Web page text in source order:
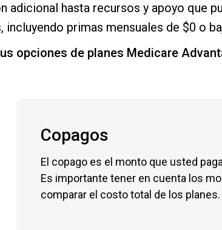
adicional hasta recursos y apoyo que
primas mensuales de $0 o
opciones de planes Medicare
Copagos
El copago es el monto que usted
Es importante tener en cuenta los
comparar el costo total de los planes.